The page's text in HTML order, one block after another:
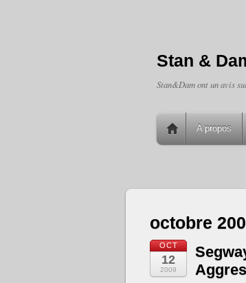
Stan &
Stan&Dam ont un avis
A propos
octobre
OCT
12
2009